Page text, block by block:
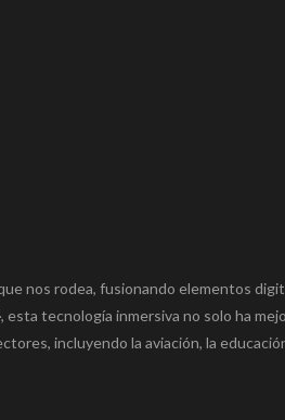
nos rodea, fusionando elementos
, esta tecnología inmersiva no solo ha
incluyendo la aviación, la